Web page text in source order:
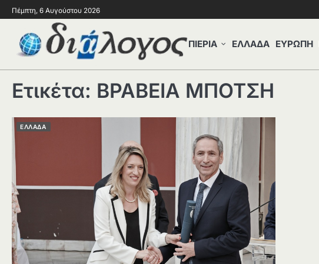
Πέμπτη, 6 Αυγούστου 2026
ΠΙΕΡΙΑ ΕΛΛΑΔΑ ΕΥΡΩΠΗ
Ετικέτα: ΒΡΑΒΕΙΑ ΜΠΟΤΣΗ
ΕΛΛΑΔΑ